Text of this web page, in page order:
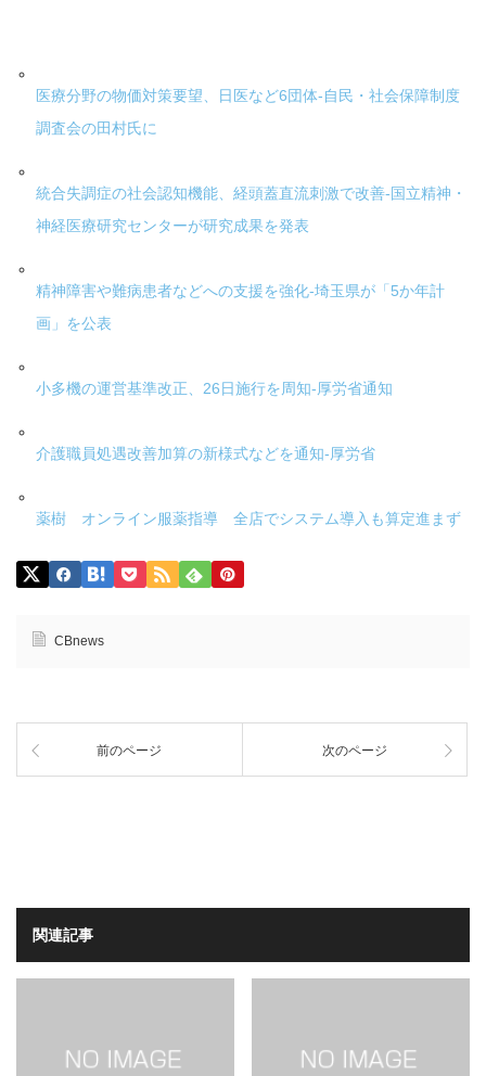
医療分野の物価対策要望、日医など6団体-自民・社会保障制度
調査会の田村氏に
統合失調症の社会認知機能、経頭蓋直流刺激で改善-国立精神・
神経医療研究センターが研究成果を発表
精神障害や難病患者などへの支援を強化-埼玉県が「5か年計
画」を公表
小多機の運営基準改正、26日施行を周知-厚労省通知
介護職員処遇改善加算の新様式などを通知-厚労省
薬樹 オンライン服薬指導 全店でシステム導入も算定進まず
CBnews
前のページ 次のページ
関連記事